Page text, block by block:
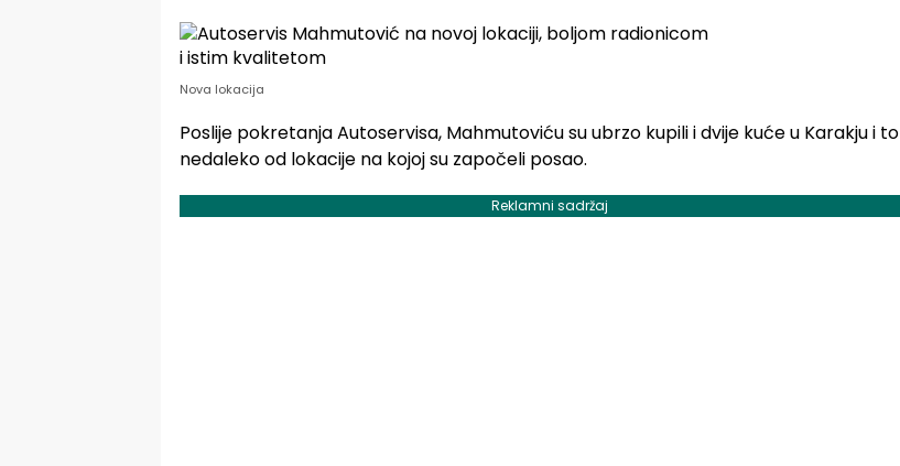
Nova lokacija
Poslije pokretanja Autoservisa, Mahmutoviću su ubrzo kupili i dvije kuće u Karakju i to
nedaleko od lokacije na kojoj su započeli posao.
Reklamni sadržaj